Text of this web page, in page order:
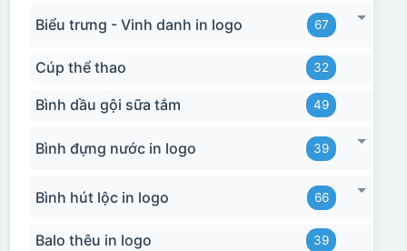
Hộp xi 2 cốc
Biểu trưng - Vinh danh in logo 67
Cúp thể thao 32
Bình dầu gội sữa tắm 49
Bình đựng nước in logo 39
Bình hút lộc in logo 66
Balo thêu in logo 39